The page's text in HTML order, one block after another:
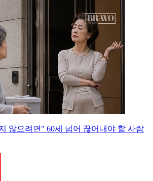
않으려면" 60세 넘어 끊어내야 할 사람